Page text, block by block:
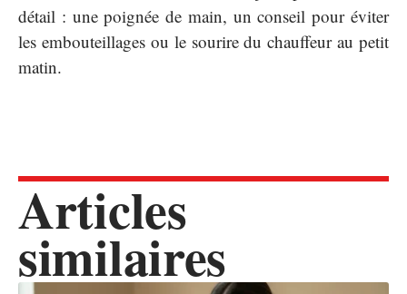
détail : une poignée de main, un conseil pour éviter
les embouteillages ou le sourire du chauffeur au petit
matin.
Articles
similaires